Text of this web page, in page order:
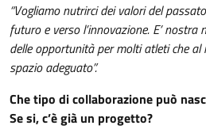
“Vogliamo nutrirci dei valori del
futuro e verso l’innovazione. E’
delle opportunità per molti atleti che
spazio adeguato”.
Che tipo di collaborazione può
Se si, c’è già un progetto?